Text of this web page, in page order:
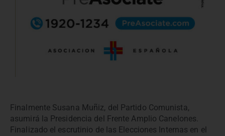
Finalmente Susana Muñiz, del Partido Comunista,
asumirá la Presidencia del Frente Amplio Canelones.
Finalizado el escrutinio de las Elecciones Internas en el